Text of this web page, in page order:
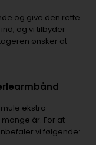
og give den rette
og vi tilbyder
ønsker at
ekstra
år. For at
vi følgende: